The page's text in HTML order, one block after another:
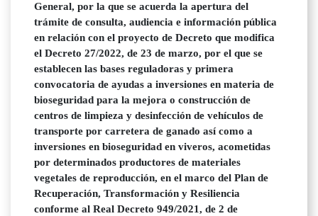
General, por la que se acuerda la apertura del
trámite de consulta, audiencia e información pública
en relación con el proyecto de Decreto que modifica
el Decreto 27/2022, de 23 de marzo, por el que se
establecen las bases reguladoras y primera
convocatoria de ayudas a inversiones en materia de
bioseguridad para la mejora o construcción de
centros de limpieza y desinfección de vehículos de
transporte por carretera de ganado así como a
inversiones en bioseguridad en viveros, acometidas
por determinados productores de materiales
vegetales de reproducción, en el marco del Plan de
Recuperación, Transformación y Resiliencia
conforme al Real Decreto 949/2021, de 2 de